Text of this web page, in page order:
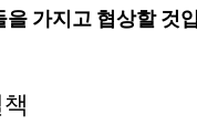
가지고 협상할 것